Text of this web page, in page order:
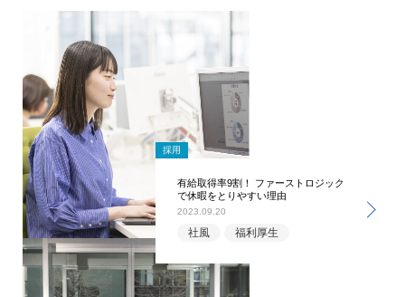
採用
有給取得率9割！ ファーストロジック
で休暇をとりやすい理由
2023.09.20
社風 福利厚生